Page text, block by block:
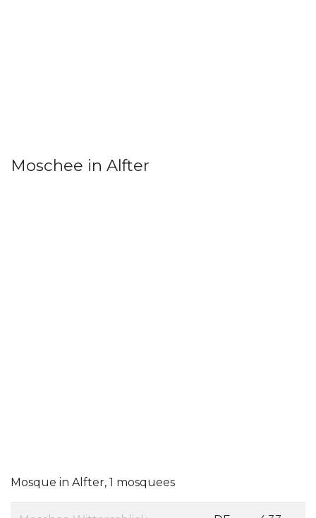
Moschee in Alfter
Mosque in Alfter, 1 mosquees